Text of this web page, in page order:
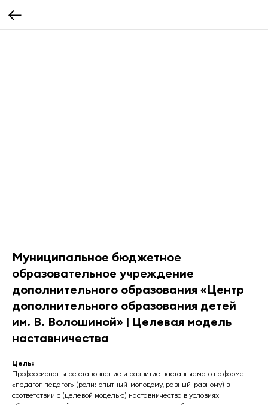
Муниципальное бюджетное
образовательное учреждение
дополнительного образования «Центр
дополнительного образования детей
им. В. Волошиной» | Целевая модель
наставничества
Цель:
Профессиональное становление и развитие наставляемого по форме
«педагог-педагог» (роли: опытный-молодому, равный-равному) в
соответствии с (целевой моделью) наставничества в условиях